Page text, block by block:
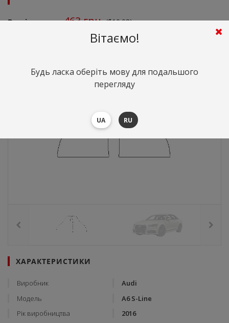
Вартість: 463грн.($10.08)
ХАРАКТЕРИСТИКИ
Виробник
Audi
Модель
A6 S-Line
Рік виробництва
2016
Вітаємо!
Будь ласка оберіть мову для подальшого
перегляду
UA RU